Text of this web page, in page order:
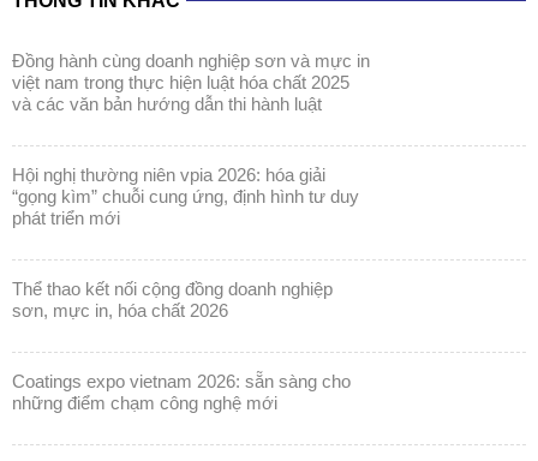
đồng hành cùng doanh nghiệp sơn và mực in
việt nam trong thực hiện luật hóa chất 2025
và các văn bản hướng dẫn thi hành luật
hội nghị thường niên vpia 2026: hóa giải
“gọng kìm” chuỗi cung ứng, định hình tư duy
phát triển mới
thể thao kết nối cộng đồng doanh nghiệp
sơn, mực in, hóa chất 2026
coatings expo vietnam 2026: sẵn sàng cho
những điểm chạm công nghệ mới